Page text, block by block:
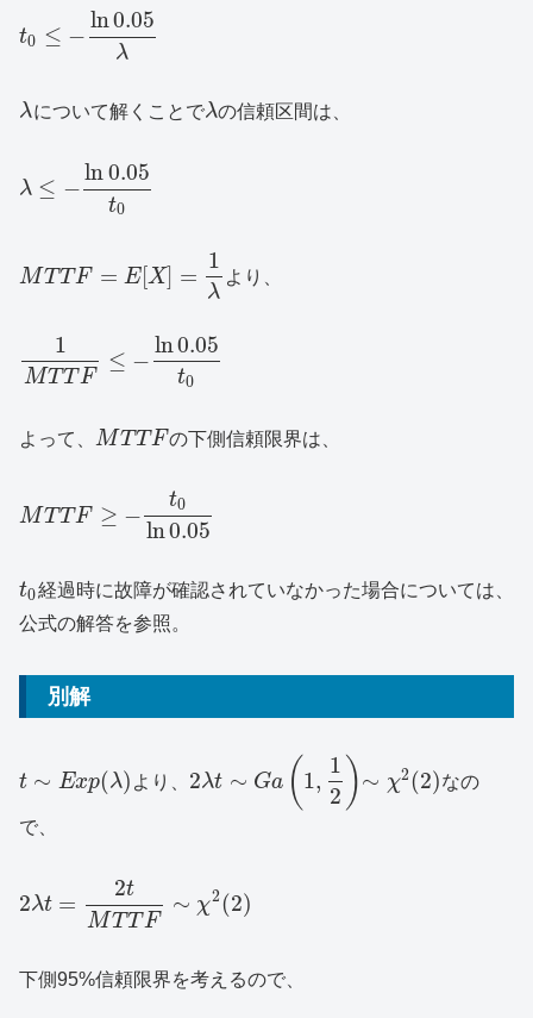
t0 ≤ −
ln0.05
λ
λについて解くことでλの信頼区間は、
λ ≤ −
ln0.05
t0
MT T F = E[X] =
1
λ
より、
1
MT T F
≤ −
ln0.05
t0
よって、 MT T Fの下側信頼限界は、
MT T F ≥ −
t0
ln0.05
t0経過時に故障が確認されていなかった場合については、
公式の解答を参照。
別解
t ∼ Exp(λ) より、 2λt ∼ Ga ( 1,
1
2 )∼ χ2(2)なの
で、
2λt =
2t
MT T F
∼ χ2(2)
下側95%信頼限界を考えるので、